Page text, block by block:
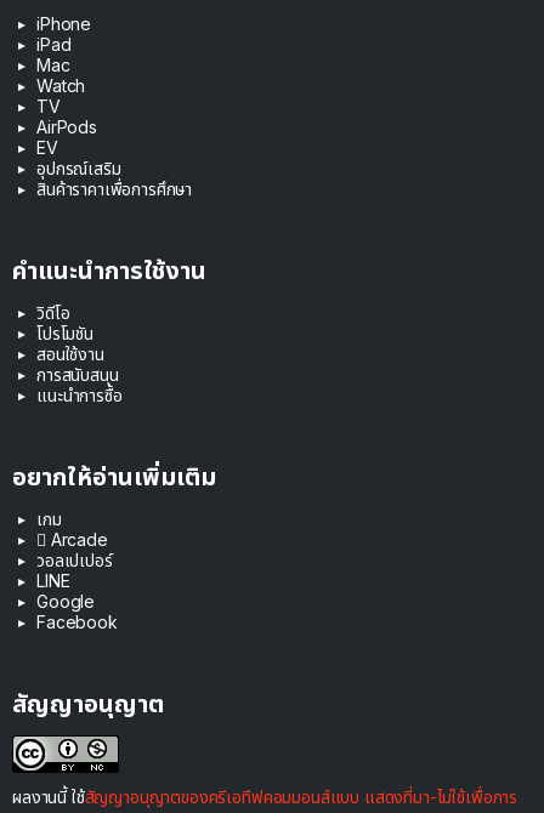
iPhone
iPad
Mac
Watch
TV
AirPods
EV
อุปกรณ์เสริม
สินค้าราคาเพื่อการศึกษา
คำแนะนำการใช้งาน
วิดีโอ
โปรโมชัน
สอนใช้งาน
การสนับสนุน
แนะนำการซื้อ
อยากให้อ่านเพิ่มเติม
เกม
 Arcade
วอลเปเปอร์
LINE
Google
Facebook
สัญญาอนุญาต
ผลงานนี้ ใช้สัญญาอนุญาตของครีเอทีฟคอมมอนส์แบบ แสดงที่มา-ไม่ใช้เพื่อการ